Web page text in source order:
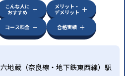
こんな人に
おすすめ
メリット・
デメリット
コース料金 合格実績
六地蔵（奈良線・地下鉄東西線）駅